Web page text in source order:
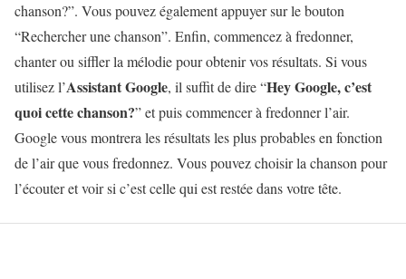
chanson?”. Vous pouvez également appuyer sur le bouton
“Rechercher une chanson”. Enfin, commencez à fredonner,
chanter ou siffler la mélodie pour obtenir vos résultats. Si vous
utilisez l’Assistant Google, il suffit de dire “Hey Google, c’est
quoi cette chanson?” et puis commencer à fredonner l’air.
Google vous montrera les résultats les plus probables en fonction
de l’air que vous fredonnez. Vous pouvez choisir la chanson pour
l’écouter et voir si c’est celle qui est restée dans votre tête.